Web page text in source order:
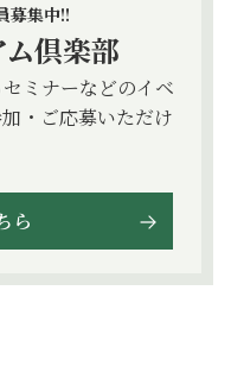
募集中!!
倶楽部
ミナーなどのイベ
・ご応募いただけ
ら